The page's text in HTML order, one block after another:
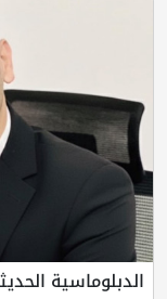
الدبلوماسية